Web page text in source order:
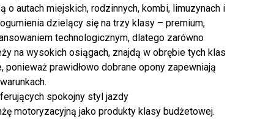
autach miejskich, rodzinnych, kombi, limuzynach i
dzielący się na trzy klasy – premium,
technologicznym, dlatego zarówno
na wysokich osiągach, znajdą w obrębie tych klas
prawidłowo dobrane opony zapewniają
spokojny styl jazdy
motoryzacyjną jako produkty klasy budżetowej.